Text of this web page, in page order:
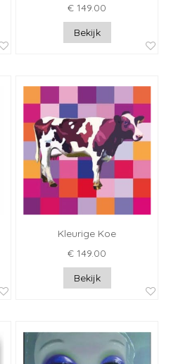
€ 149.00
Bekijk
Kleurige Koe
€ 149.00
Bekijk